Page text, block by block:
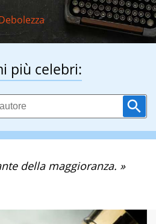
più celebri:
della maggioranza. »